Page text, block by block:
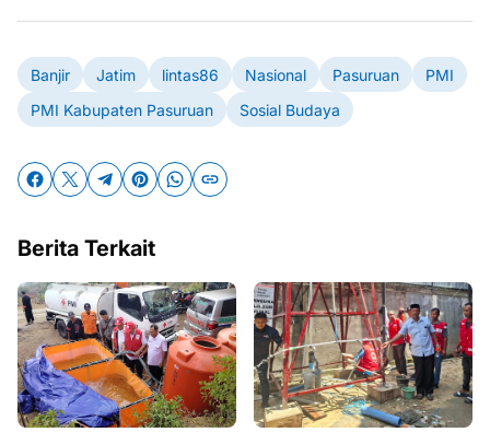
Banjir Jatim lintas86 Nasional Pasuruan
PMI
PMI Kabupaten Pasuruan
Sosial Budaya
Berita Terkait